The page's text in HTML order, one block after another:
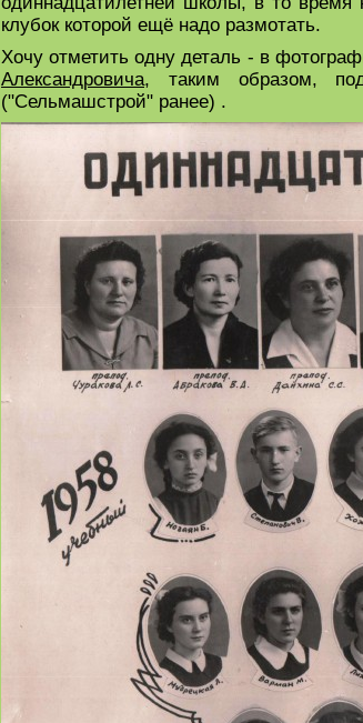
клубок которой ещё надо размотать.
Хочу отметить одну деталь - в
Александровича, таким образом,
("Сельмашстрой" ранее) .